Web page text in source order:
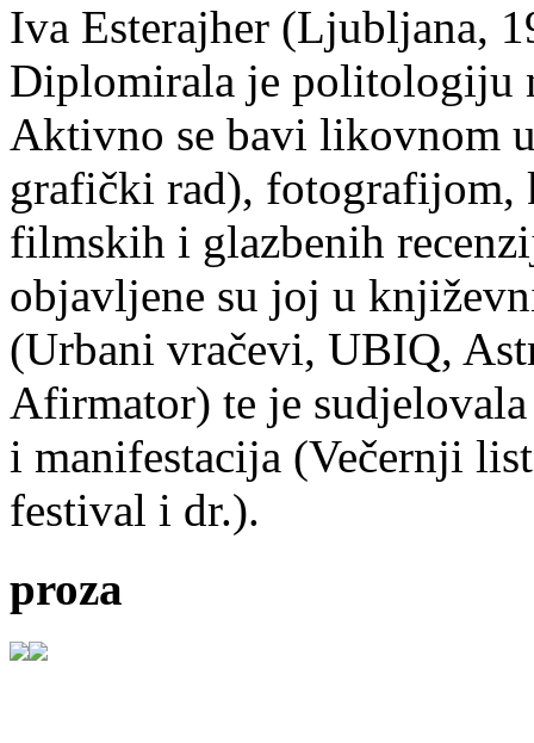
Iva Esterajher (Ljubljana,
Diplomirala je politologiju
Aktivno se bavi likovnom
grafički rad), fotografijom,
filmskih i glazbenih
objavljene su joj u
(Urbani vračevi, UBIQ,
Afirmator) te je
i manifestacija (Večernji
festival i dr.).
proza